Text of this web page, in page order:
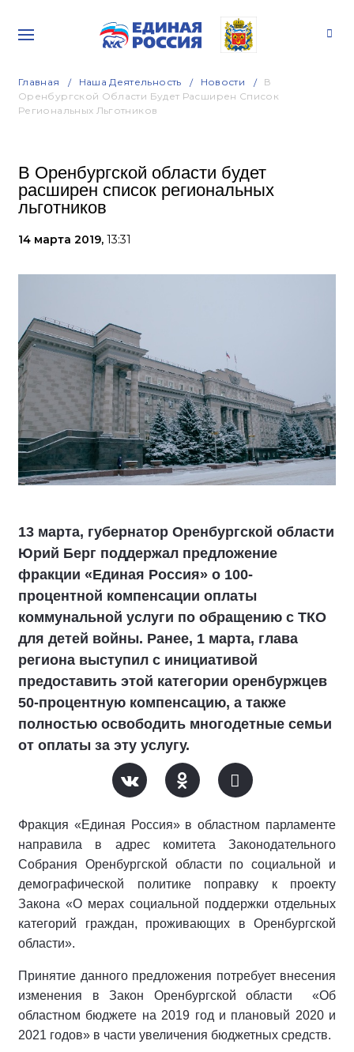
Главная Наша Деятельность Новости
В
Оренбургской Области Будет Расширен Список
Региональных Льготников
В Оренбургской области будет
расширен список региональных
льготников
14 марта 2019, 13:31
13 марта, губернатор Оренбургской области
Юрий Берг поддержал предложение
фракции «Единая Россия» о 100-
процентной компенсации оплаты
коммунальной услуги по обращению с ТКО
для детей войны. Ранее, 1 марта, глава
региона выступил с инициативой
предоставить этой категории оренбуржцев
50-процентную компенсацию, а также
полностью освободить многодетные семьи
от оплаты за эту услугу.
Фракция «Единая Россия» в областном парламенте
направила в адрес комитета Законодательного
Собрания Оренбургской области по социальной и
демографической политике поправку к проекту
Закона «О мерах социальной поддержки отдельных
категорий граждан, проживающих в Оренбургской
области».
Принятие данного предложения потребует внесения
изменения в Закон Оренбургской области «Об
областном бюджете на 2019 год и плановый 2020 и
2021 годов» в части увеличения бюджетных средств.